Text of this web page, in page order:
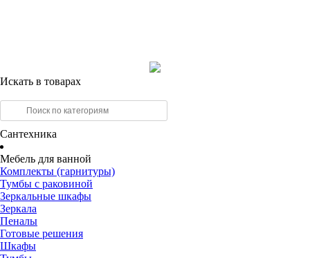
Искать в товарах
Сантехника
Мебель для ванной
Комплекты (гарнитуры)
Тумбы с раковиной
Зеркальные шкафы
Зеркала
Пеналы
Готовые решения
Шкафы